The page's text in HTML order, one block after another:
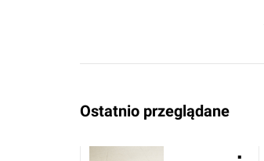
Ostatnio przeglądane